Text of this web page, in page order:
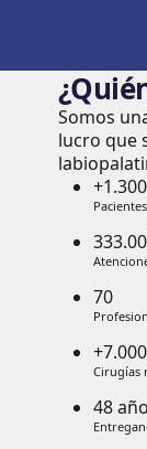
Somos
lucro que
+1.300
70
+7.000
Cirugías
48